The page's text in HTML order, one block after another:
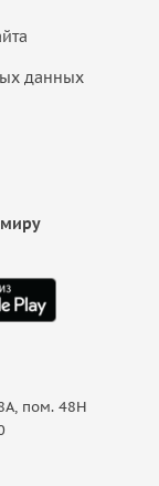
данных
пом. 48Н
миру